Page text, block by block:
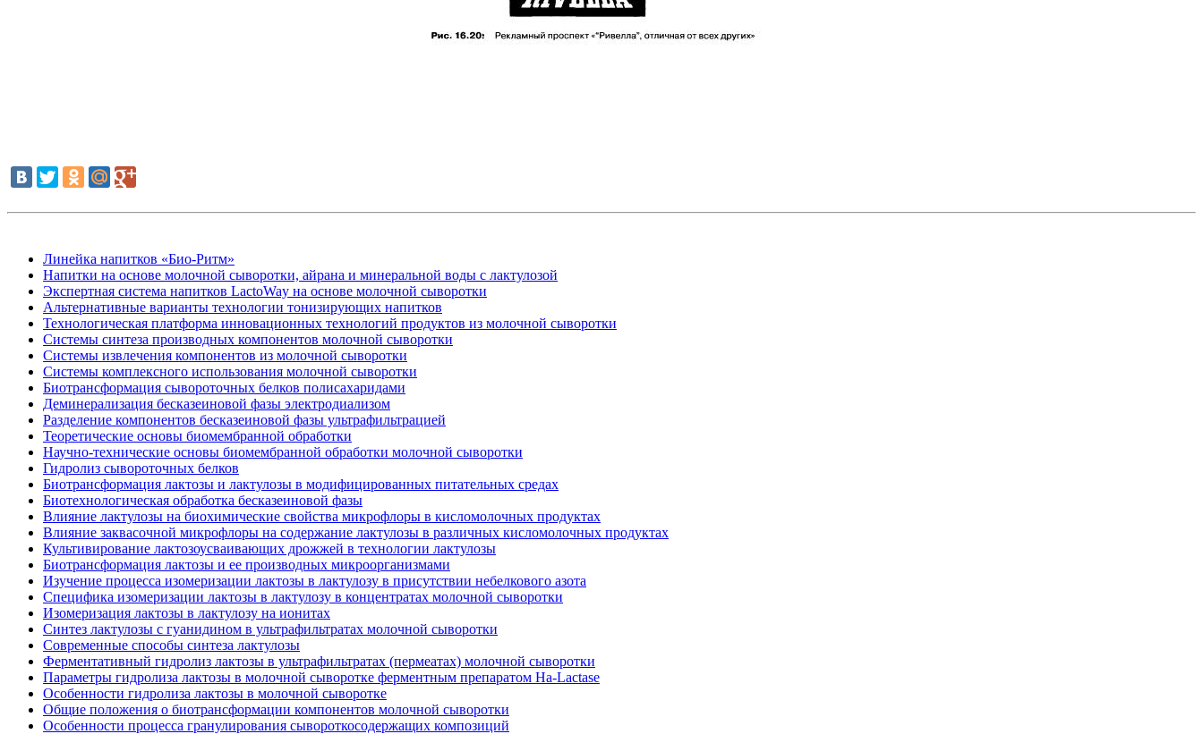
Линейка напитков «Био-Ритм»
Напитки на основе молочной сыворотки, айрана и минеральной воды с лактулозой
Экспертная система напитков LactoWay на основе молочной сыворотки
Альтернативные варианты технологии тонизирующих напитков
Технологическая платформа инновационных технологий продуктов из молочной сыворотки
Системы синтеза производных компонентов молочной сыворотки
Системы извлечения компонентов из молочной сыворотки
Системы комплексного использования молочной сыворотки
Биотрансформация сывороточных белков полисахаридами
Деминерализация бесказеиновой фазы электродиализом
Разделение компонентов бесказеиновой фазы ультрафильтрацией
Теоретические основы биомембранной обработки
Научно-технические основы биомембранной обработки молочной сыворотки
Гидролиз сывороточных белков
Биотрансформация лактозы и лактулозы в модифицированных питательных средах
Биотехнологическая обработка бесказеиновой фазы
Влияние лактулозы на биохимические свойства микрофлоры в кисломолочных продуктах
Влияние заквасочной микрофлоры на содержание лактулозы в различных кисломолочных продуктах
Культивирование лактозоусваивающих дрожжей в технологии лактулозы
Биотрансформация лактозы и ее производных микроорганизмами
Изучение процесса изомеризации лактозы в лактулозу в присутствии небелкового азота
Специфика изомеризации лактозы в лактулозу в концентратах молочной сыворотки
Изомеризация лактозы в лактулозу на ионитах
Синтез лактулозы с гуанидином в ультрафильтратах молочной сыворотки
Современные способы синтеза лактулозы
Ферментативный гидролиз лактозы в ультрафильтратах (пермеатах) молочной сыворотки
Параметры гидролиза лактозы в молочной сыворотке ферментным препаратом Ha-Lactase
Особенности гидролиза лактозы в молочной сыворотке
Общие положения о биотрансформации компонентов молочной сыворотки
Особенности процесса гранулирования сывороткосодержащих композиций